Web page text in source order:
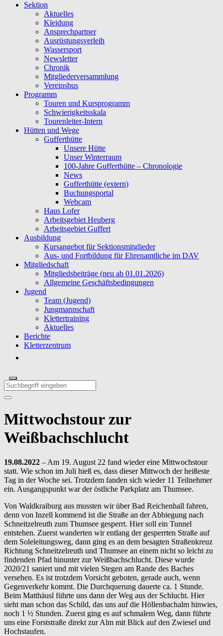
Sektion
Aktuelles
Kleidung
Ansprechpartner
Ausrüstungsverleih
Wassersport
Newsletter
Chronik
Mitgliederversammlung
Vereinsbus
Programm
Touren und Kursprogramm
Schwierigkeitsskala
Tourenleiter-Intern
Hütten und Wege
Gufferthütte
Unsere Hütte
Unser Winterraum
100-Jahre Gufferthütte – Chronologie
News
Gufferthütte (extern)
Buchungsportal
Webcam
Haus Lofer
Arbeitsgebiet Heuberg
Arbeitsgebiet Guffert
Ausbildung
Kursangebot für Sektionsmitglieder
Aus- und Fortbildung für Ehrenamtliche im DAV
Mitgliedschaft
Mitgliedsbeiträge (neu ab 01.01.2026)
Allgemeine Geschäftsbedingungen
Jugend
Team (Jugend)
Jungmannschaft
Klettertraining
Aktuelles
Berichte
Kletterzentrum
Mittwochstour zur
Weißbachschlucht
19.08.2022 – Am 19. August 22 fand wieder eine Mittwochstour
statt. Wie schon im Juli hieß es, dass dieser Mittwoch der heißeste
Tag in der Woche sei. Trotzdem fanden sich wieder 11 Teilnehmer
ein. Ausgangspunkt war der östliche Parkplatz am Thumsee.
Von Waldkraiburg aus mussten wir über Bad Reichenhall fahren,
denn von Inzell kommend ist die Straße an der Abbiegung nach
Schneitzelreuth zum Thumsee gesperrt. Hier soll ein Tunnel
entstehen. Zuerst wanderten wir entlang der gesperrten Straße auf
dem Soleleitungsweg, dann ging es an dem besagten Straßenkreuz
Richtung Schneitzelreuth und Thumsee an einem nicht so leicht zu
findenden Pfad hinunter zur Weißbachschlucht. Diese wurde
2020/21 saniert und mit vielen Stegen am Rande des Baches
versehen. Es ist trotzdem Vorsicht geboten, gerade auch, wenn
Gegenverkehr kommt. Die Durchquerung dauerte ca. 1 Stunde.
Beim Matthäusl führte uns dann der Weg aus der Schlucht. Hier
sieht man schon das Schild, das uns auf die Höllenbachalm hinwies,
noch 1 ½ Stunden. Zuerst ging es auf schmalem Weg, dann führte
uns eine Forststraße direkt zur Alm mit Blick auf den Zwiesel und
Hochstaufen.